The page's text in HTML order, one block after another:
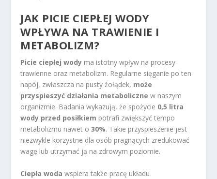
JAK PICIE CIEPŁEJ WODY
WPŁYWA NA TRAWIENIE I
METABOLIZM?
Picie ciepłej wody ma istotny wpływ na procesy
trawienne oraz metabolizm. Regularne sięganie po ten
napój, zwłaszcza na pusty żołądek, może
przyspieszyć działania metaboliczne w naszym
organizmie. Badania wykazują, że spożycie 0,5 litra
wody przed posiłkiem potrafi zwiększyć tempo
metabolizmu nawet o30%. Takie przyspieszenie jest
niezwykle korzystne dla osób pragnących zredukować
wagę lub utrzymać ją na zdrowym poziomie.
Ciepła woda wspiera także pracę układu